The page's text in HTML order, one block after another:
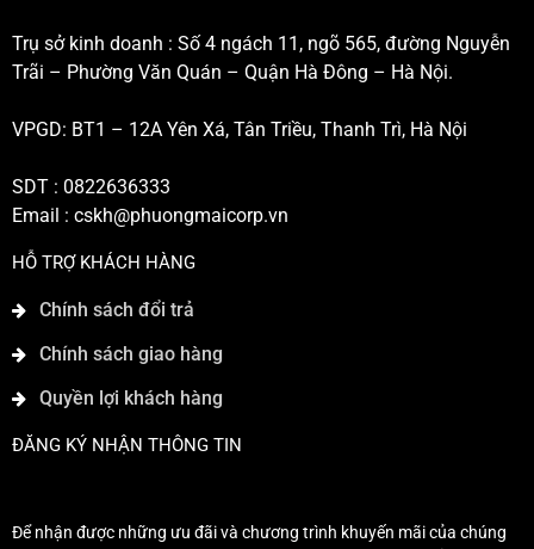
Trụ sở kinh doanh : Số 4 ngách 11, ngõ 565, đường Nguyễn
Trãi – Phường Văn Quán – Quận Hà Đông – Hà Nội.
VPGD: BT1 – 12A Yên Xá, Tân Triều, Thanh Trì, Hà Nội
SDT : 0822636333
Email : cskh@phuongmaicorp.vn
HỖ TRỢ KHÁCH HÀNG
Chính sách đổi trả
Chính sách giao hàng
Quyền lợi khách hàng
ĐĂNG KÝ NHẬN THÔNG TIN
Để nhận được những ưu đãi và chương trình khuyến mãi của chúng